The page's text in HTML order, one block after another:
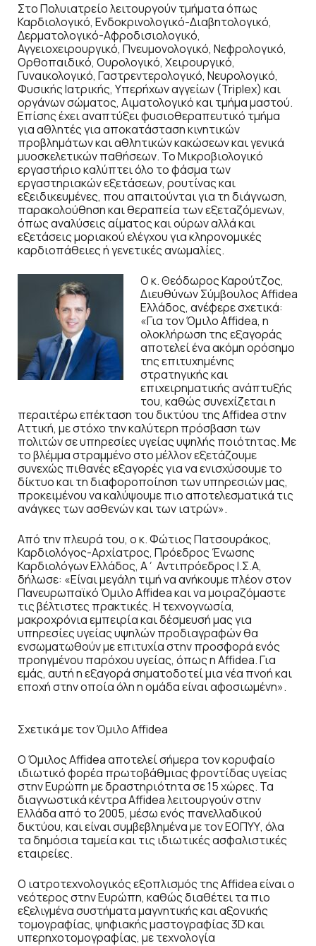
Στο Πολυιατρείο λειτουργούν τμήματα όπως
Καρδιολογικό, Ενδοκρινολογικό-Διαβητολογικό,
Δερματολογικό-Αφροδισιολογικό,
Αγγειοχειρουργικό, Πνευμονολογικό, Νεφρολογικό,
Ορθοπαιδικό, Ουρολογικό, Χειρουργικό,
Γυναικολογικό, Γαστρεντερολογικό, Νευρολογικό,
Φυσικής Ιατρικής, Υπερήχων αγγείων (Triplex) και
οργάνων σώματος, Αιματολογικό και τμήμα μαστού.
Επίσης έχει αναπτύξει φυσιοθεραπευτικό τμήμα
για αθλητές για αποκατάσταση κινητικών
προβλημάτων και αθλητικών κακώσεων και γενικά
μυοσκελετικών παθήσεων. Το Μικροβιολογικό
εργαστήριο καλύπτει όλο το φάσμα των
εργαστηριακών εξετάσεων, ρουτίνας και
εξειδικευμένες, που απαιτούνται για τη διάγνωση,
παρακολούθηση και θεραπεία των εξεταζόμενων,
όπως αναλύσεις αίματος και ούρων αλλά και
εξετάσεις μοριακού ελέγχου για κληρονομικές
καρδιοπάθειες ή γενετικές ανωμαλίες.
Ο κ. Θεόδωρος Καρούτζος,
Διευθύνων Σύμβουλος Affidea
Ελλάδος, ανέφερε σχετικά:
«Για τον Όμιλο Affidea, η
ολοκλήρωση της εξαγοράς
αποτελεί ένα ακόμη ορόσημο
της επιτυχημένης
στρατηγικής και
επιχειρηματικής ανάπτυξής
του, καθώς συνεχίζεται η
περαιτέρω επέκταση του δικτύου της Affidea στην
Αττική, με στόχο την καλύτερη πρόσβαση των
πολιτών σε υπηρεσίες υγείας υψηλής ποιότητας. Με
το βλέμμα στραμμένο στο μέλλον εξετάζουμε
συνεχώς πιθανές εξαγορές για να ενισχύσουμε το
δίκτυο και τη διαφοροποίηση των υπηρεσιών μας,
προκειμένου να καλύψουμε πιο αποτελεσματικά τις
ανάγκες των ασθενών και των ιατρών».
Από την πλευρά του, ο κ. Φώτιος Πατσουράκος,
Καρδιολόγος-Αρχίατρος, Πρόεδρος Ένωσης
Καρδιολόγων Ελλάδος, Α΄ Αντιπρόεδρος Ι.Σ.Α,
δήλωσε: «Είναι μεγάλη τιμή να ανήκουμε πλέον στον
Πανευρωπαϊκό Όμιλο Affidea και να μοιραζόμαστε
τις βέλτιστες πρακτικές. Η τεχνογνωσία,
μακροχρόνια εμπειρία και δέσμευσή μας για
υπηρεσίες υγείας υψηλών προδιαγραφών θα
ενσωματωθούν με επιτυχία στην προσφορά ενός
προηγμένου παρόχου υγείας, όπως η Affidea. Για
εμάς, αυτή η εξαγορά σηματοδοτεί μια νέα πνοή και
εποχή στην οποία όλη η ομάδα είναι αφοσιωμένη».
Σχετικά με τον Όμιλο Affidea
Ο Όμιλος Affidea αποτελεί σήμερα τον κορυφαίο
ιδιωτικό φορέα πρωτοβάθμιας φροντίδας υγείας
στην Ευρώπη με δραστηριότητα σε 15 χώρες. Τα
διαγνωστικά κέντρα Affidea λειτουργούν στην
Ελλάδα από το 2005, μέσω ενός πανελλαδικού
δικτύου, και είναι συμβεβλημένα με τον ΕΟΠΥΥ, όλα
τα δημόσια ταμεία και τις ιδιωτικές ασφαλιστικές
εταιρείες.
Ο ιατροτεχνολογικός εξοπλισμός της Affidea είναι ο
νεότερος στην Ευρώπη, καθώς διαθέτει τα πιο
εξελιγμένα συστήματα μαγνητικής και αξονικής
τομογραφίας, ψηφιακής μαστογραφίας 3D και
υπερηχοτομογραφίας, με τεχνολογία